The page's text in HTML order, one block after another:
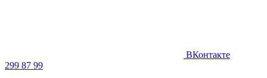
ВКонтакте
299 87 99